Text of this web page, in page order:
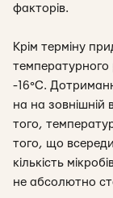
факторів.
Крім терміну
-16°С.
на на зовнішній
того,
того, що
кількість
не абсолютно